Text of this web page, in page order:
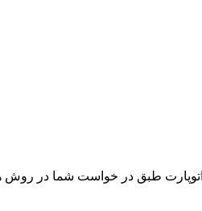
اتوپارت طبق در خواست شما در روش